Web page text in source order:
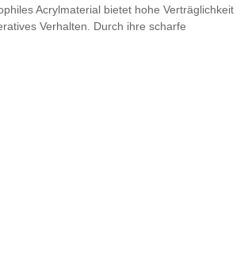
Acrylmaterial bietet hohe Verträglichkeit
Verhalten. Durch ihre scharfe